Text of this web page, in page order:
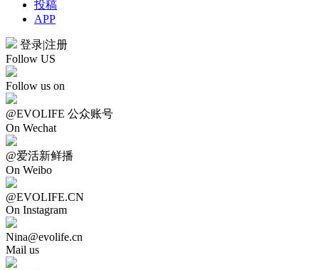
投稿
APP
登录|注册
Follow US
Follow us on
@EVOLIFE 公众账号
On Wechat
@爱活新鲜播
On Weibo
@EVOLIFE.CN
On Instagram
Nina@evolife.cn
Mail us